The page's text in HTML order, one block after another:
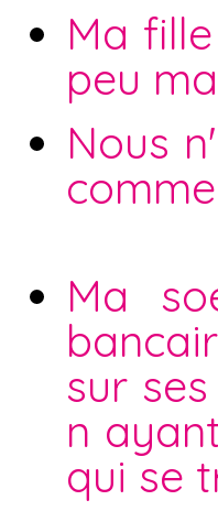
Ma
peu
Nous
Ma
sur
n
qui se